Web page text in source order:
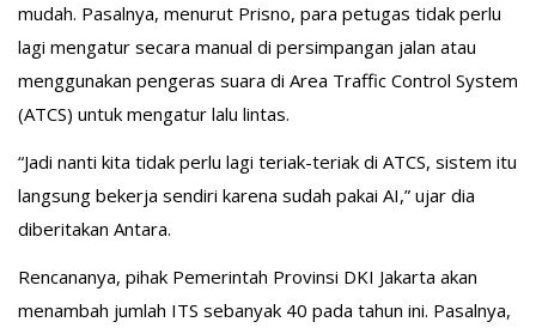
mudah. Pasalnya, menurut Prisno, para petugas tidak perlu
lagi mengatur secara manual di persimpangan jalan atau
menggunakan pengeras suara di Area Traffic Control System
(ATCS) untuk mengatur lalu lintas.
“Jadi nanti kita tidak perlu lagi teriak-teriak di ATCS, sistem itu
langsung bekerja sendiri karena sudah pakai AI,” ujar dia
diberitakan Antara.
Rencananya, pihak Pemerintah Provinsi DKI Jakarta akan
menambah jumlah ITS sebanyak 40 pada tahun ini. Pasalnya,